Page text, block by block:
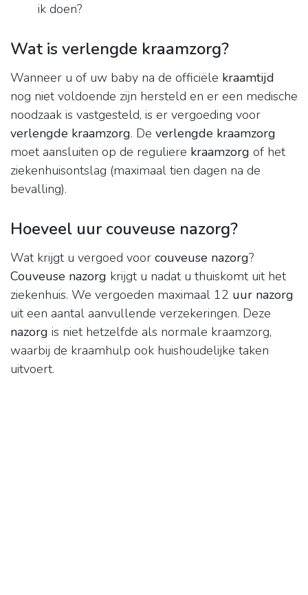
ik doen?
Wat is verlengde kraamzorg?
Wanneer u of uw baby na de officiële kraamtijd
nog niet voldoende zijn hersteld en er een medische
noodzaak is vastgesteld, is er vergoeding voor
verlengde kraamzorg. De verlengde kraamzorg
moet aansluiten op de reguliere kraamzorg of het
ziekenhuisontslag (maximaal tien dagen na de
bevalling).
Hoeveel uur couveuse nazorg?
Wat krijgt u vergoed voor couveuse nazorg?
Couveuse nazorg krijgt u nadat u thuiskomt uit het
ziekenhuis. We vergoeden maximaal 12 uur nazorg
uit een aantal aanvullende verzekeringen. Deze
nazorg is niet hetzelfde als normale kraamzorg,
waarbij de kraamhulp ook huishoudelijke taken
uitvoert.